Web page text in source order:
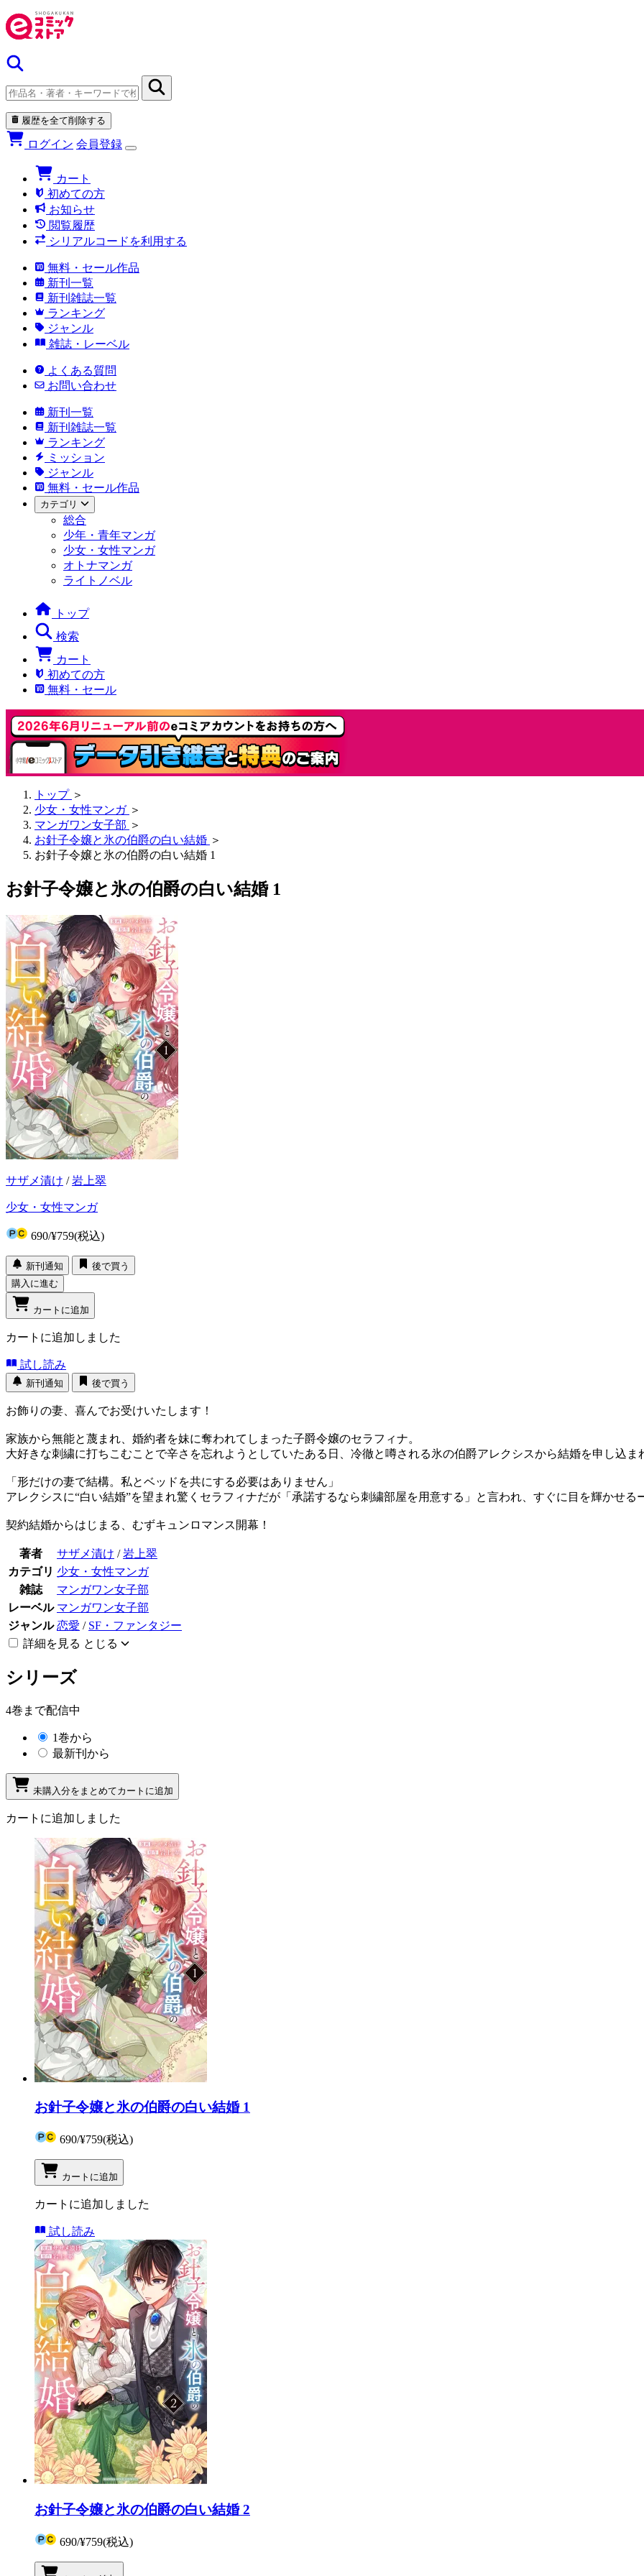
履歴を全て削除する
ログイン 会員登録
カート
初めての方
お知らせ
閲覧履歴
シリアルコードを利用する
無料・セール作品
新刊一覧
新刊雑誌一覧
ランキング
ジャンル
雑誌・レーベル
よくある質問
お問い合わせ
新刊一覧
新刊雑誌一覧
ランキング
ミッション
ジャンル
無料・セール作品
カテゴリ
総合
少年・青年マンガ
少女・女性マンガ
オトナマンガ
ライトノベル
トップ
検索
カート
初めての方
無料・セール
トップ ＞
少女・女性マンガ ＞
マンガワン女子部 ＞
お針子令嬢と氷の伯爵の白い結婚 ＞
お針子令嬢と氷の伯爵の白い結婚 1
お針子令嬢と氷の伯爵の白い結婚 1
サザメ漬け /岩上翠
少女・女性マンガ
690/¥759(税込)
新刊通知
後で買う
購入に進む
カートに追加
カートに追加しました
試し読み
新刊通知 後で買う
お飾りの妻、喜んでお受けいたします！
家族から無能と蔑まれ、婚約者を妹に奪われてしまった子爵令嬢のセラフィナ。
大好きな刺繍に打ちこむことで辛さを忘れようとしていたある日、冷徹と噂される氷の伯爵アレクシスから結婚を申し込ま
「形だけの妻で結構。私とベッドを共にする必要はありません」
アレクシスに“白い結婚”を望まれ驚くセラフィナだが「承諾するなら刺繍部屋を用意する」と言われ、すぐに目を輝かせる
契約結婚からはじまる、むずキュンロマンス開幕！
著者 サザメ漬け /岩上翠
カテゴリ 少女・女性マンガ
雑誌
マンガワン女子部
レーベル マンガワン女子部
ジャンル 恋愛 / SF・ファンタジー
詳細を見る とじる
シリーズ
4巻まで配信中
1巻から
最新刊から
未購入分をまとめてカートに追加
カートに追加しました
お針子令嬢と氷の伯爵の白い結婚 1
690/¥759(税込)
カートに追加
カートに追加しました
試し読み
お針子令嬢と氷の伯爵の白い結婚 2
690/¥759(税込)